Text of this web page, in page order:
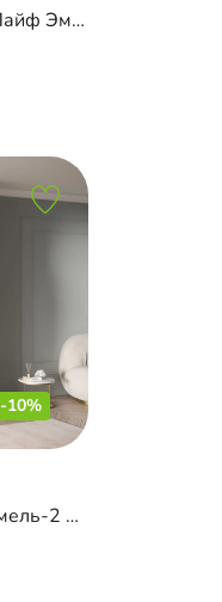
Вешалка Шармель-2 Лайф Эмаль
-10%
Распашной шкаф Шармель-2 Лайф Эмаль с антресолью